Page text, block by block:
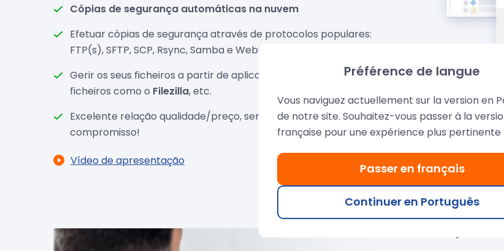
Cópias de segurança automáticas na nuvem
Efetuar cópias de segurança através de protocolos populares:
FTP(s), SFTP, SCP, Rsync, Samba e WebDAV
Gerir os seus ficheiros a partir de aplicações e gestores de
ficheiros como o Filezilla, etc.
Excelente relação qualidade/preço, serviço escalável, sem
compromisso!
Vídeo de apresentação
Cópias
Préférence de langue
Vous naviguez actuellement sur la version en
de notre site. Souhaitez-vous passer à la
française pour une expérience plus pertinente
Passer en français
Continuer en Português